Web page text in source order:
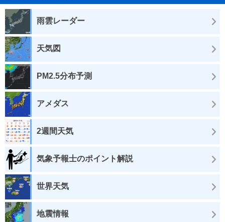
雨雲レーダー
天気図
PM2.5分布予測
アメダス
2週間天気
気象予報士のポイント解説
世界天気
地震情報